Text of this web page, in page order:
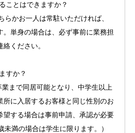
ことはできますか？
らかお一人は常駐いただければ、
。単身の場合は、必ず事前に業務担
ください。
すか？
まで同居可能となり、中学生以上
所に入居するお客様と同じ性別のお
望する場合は事前申請、承認が必要
満の場合は学生に限ります。）